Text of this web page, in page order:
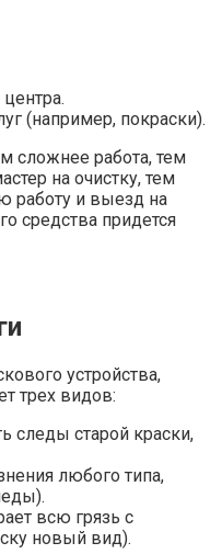
(например, покраски).
сложнее работа, тем
на очистку, тем
работу и выезд на
средства придется
устройства,
трех видов:
следы старой краски,
любого типа,
всю грязь с
новый вид).